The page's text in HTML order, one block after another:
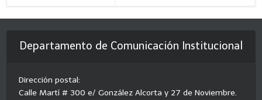
Departamento de Comunicación Institucional
Dirección postal:
Calle Martí # 300 e/ González Alcorta y 27 de Noviembre.